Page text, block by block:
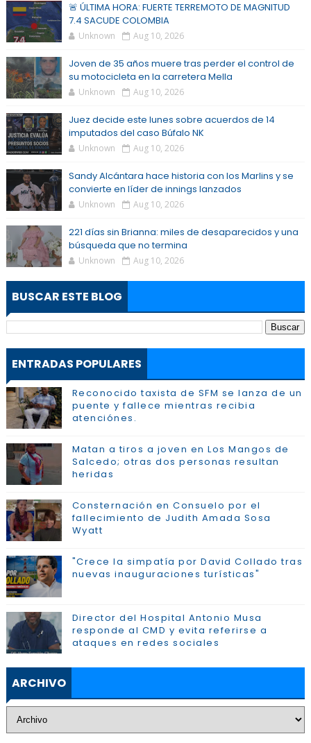
🚨 ÚLTIMA HORA: FUERTE TERREMOTO DE MAGNITUD
7.4 SACUDE COLOMBIA
Unknown Aug 10, 2026
Joven de 35 años muere tras perder el control de
su motocicleta en la carretera Mella
Unknown Aug 10, 2026
Juez decide este lunes sobre acuerdos de 14
imputados del caso Búfalo NK
Unknown Aug 10, 2026
Sandy Alcántara hace historia con los Marlins y se
convierte en líder de innings lanzados
Unknown Aug 10, 2026
221 días sin Brianna: miles de desaparecidos y una
búsqueda que no termina
Unknown Aug 10, 2026
BUSCAR ESTE BLOG
ENTRADAS POPULARES
Reconocido taxista de SFM se lanza de un
puente y fallece mientras recibia
atenciónes.
Matan a tiros a joven en Los Mangos de
Salcedo; otras dos personas resultan
heridas
Consternación en Consuelo por el
fallecimiento de Judith Amada Sosa
Wyatt
"Crece la simpatía por David Collado tras
nuevas inauguraciones turísticas"
Director del Hospital Antonio Musa
responde al CMD y evita referirse a
ataques en redes sociales
ARCHIVO